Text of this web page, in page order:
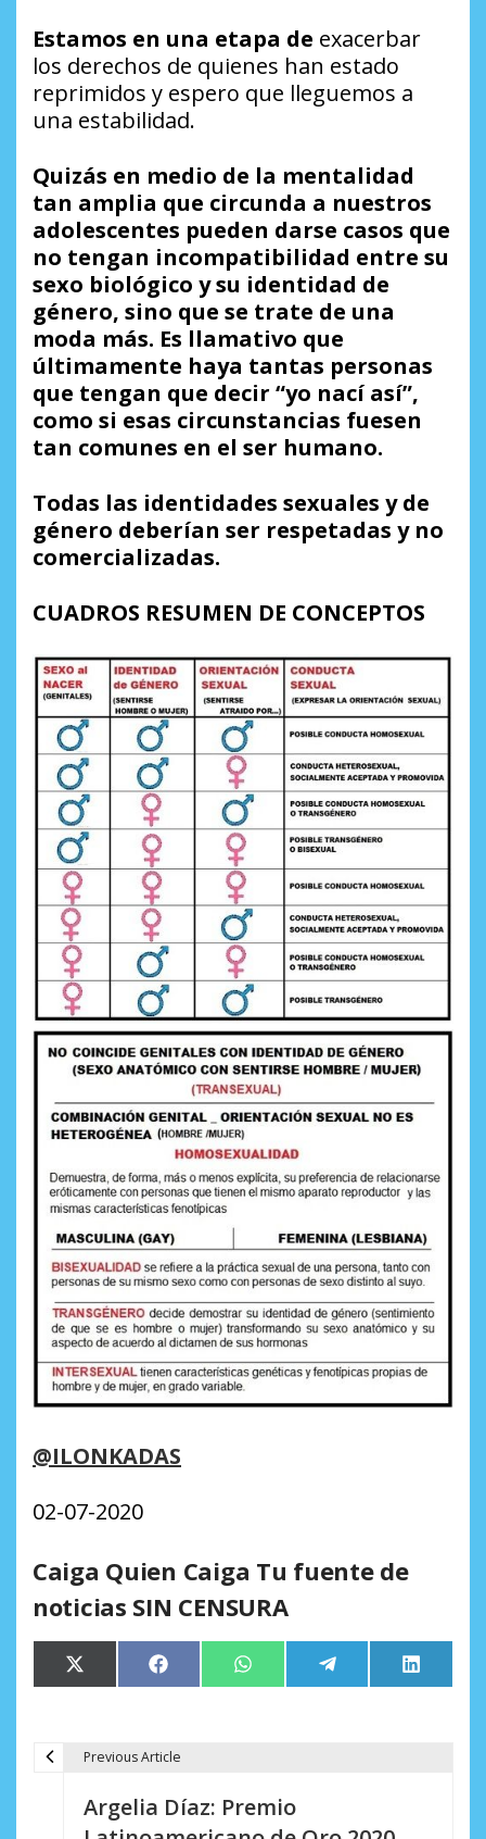
Estamos en una etapa de exacerbar
los derechos de quienes han estado
reprimidos y espero que lleguemos a
una estabilidad.
Quizás en medio de la mentalidad
tan amplia que circunda a nuestros
adolescentes pueden darse casos que
no tengan incompatibilidad entre su
sexo biológico y su identidad de
género, sino que se trate de una
moda más. Es llamativo que
últimamente haya tantas personas
que tengan que decir “yo nací así”,
como si esas circunstancias fuesen
tan comunes en el ser humano.
Todas las identidades sexuales y de
género deberían ser respetadas y no
comercializadas.
CUADROS RESUMEN DE CONCEPTOS
@ILONKADAS
02-07-2020
Caiga Quien Caiga Tu fuente de
noticias SIN CENSURA
Compartir
en
X
(Twitter)
Compartir
en
Facebook Compartir
en
WhatsApp Compartir
en
Telegram
en
LinkedIn
Previous Article
Argelia Díaz: Premio